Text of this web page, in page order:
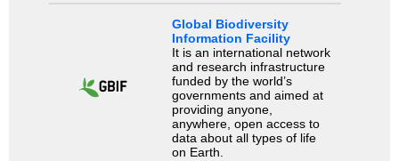
Global Biodiversity
Information Facility
It is an international network
and research infrastructure
funded by the world’s
governments and aimed at
providing anyone,
anywhere, open access to
data about all types of life
on Earth.